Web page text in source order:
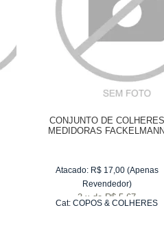
CONJUNTO DE COLHERES
MEDIDORAS
Atacado: R$ 17,00 (Apenas
Revendedor)
3 x de R$ 5,67
Cat:COPOS & COLHERES